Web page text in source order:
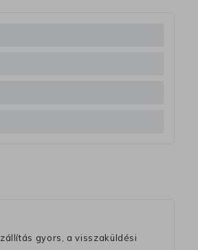
gyors, a visszaküldési